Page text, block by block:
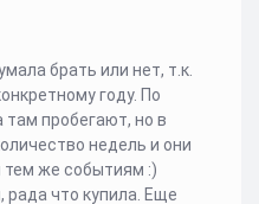
брать или нет, т.к.
году. По
там пробегают, но в
недель и они
же событиям :)
рада что купила. Еще